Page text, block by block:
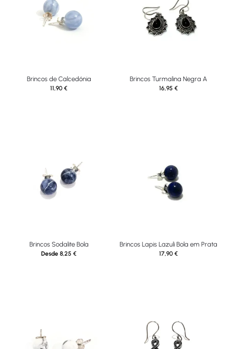
Brincos de Calcedónia
11,90 €
Brincos Turmalina Negra A
16,95 €
Brincos Sodalite Bola
Desde 8,25 €
Brincos Lapis Lazuli Bola em Prata
17,90 €